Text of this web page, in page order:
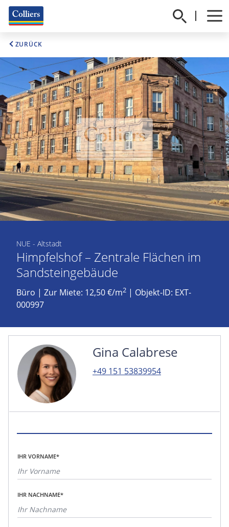
ZURÜCK
NUE - Altstadt
Himpfelshof – Zentrale Flächen im
Sandsteingebäude
Büro | Zur Miete: 12,50 €/m2 | Objekt-ID: EXT-
000997
Gina Calabrese
+49 151 53839954
IHR VORNAME*
IHR NACHNAME*